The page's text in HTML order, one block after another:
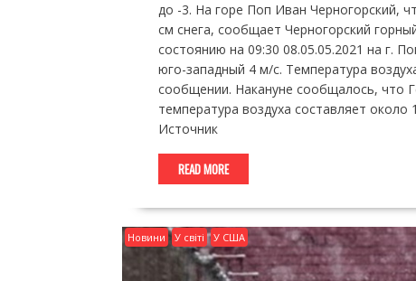
до -3. На горе Поп Иван Черногорский,
см снега, сообщает Черногорский
состоянию на 09:30 08.05.05.2021 на г.
юго-западный 4 м/с. Температура
сообщении. Накануне сообщалось, что
температура воздуха составляет около
Источник
READ MORE
Новини У світі У США